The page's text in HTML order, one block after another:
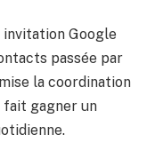
invitation Google
passée par
la coordination
fait gagner un